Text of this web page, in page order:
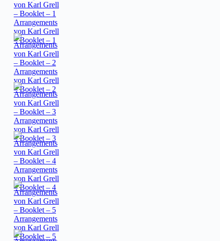
Arrangements
von Karl Grell
– Booklet – 1
Arrangements
von Karl Grell
– Booklet – 2
Arrangements
von Karl Grell
– Booklet – 3
Arrangements
von Karl Grell
– Booklet – 4
Arrangements
von Karl Grell
– Booklet – 5